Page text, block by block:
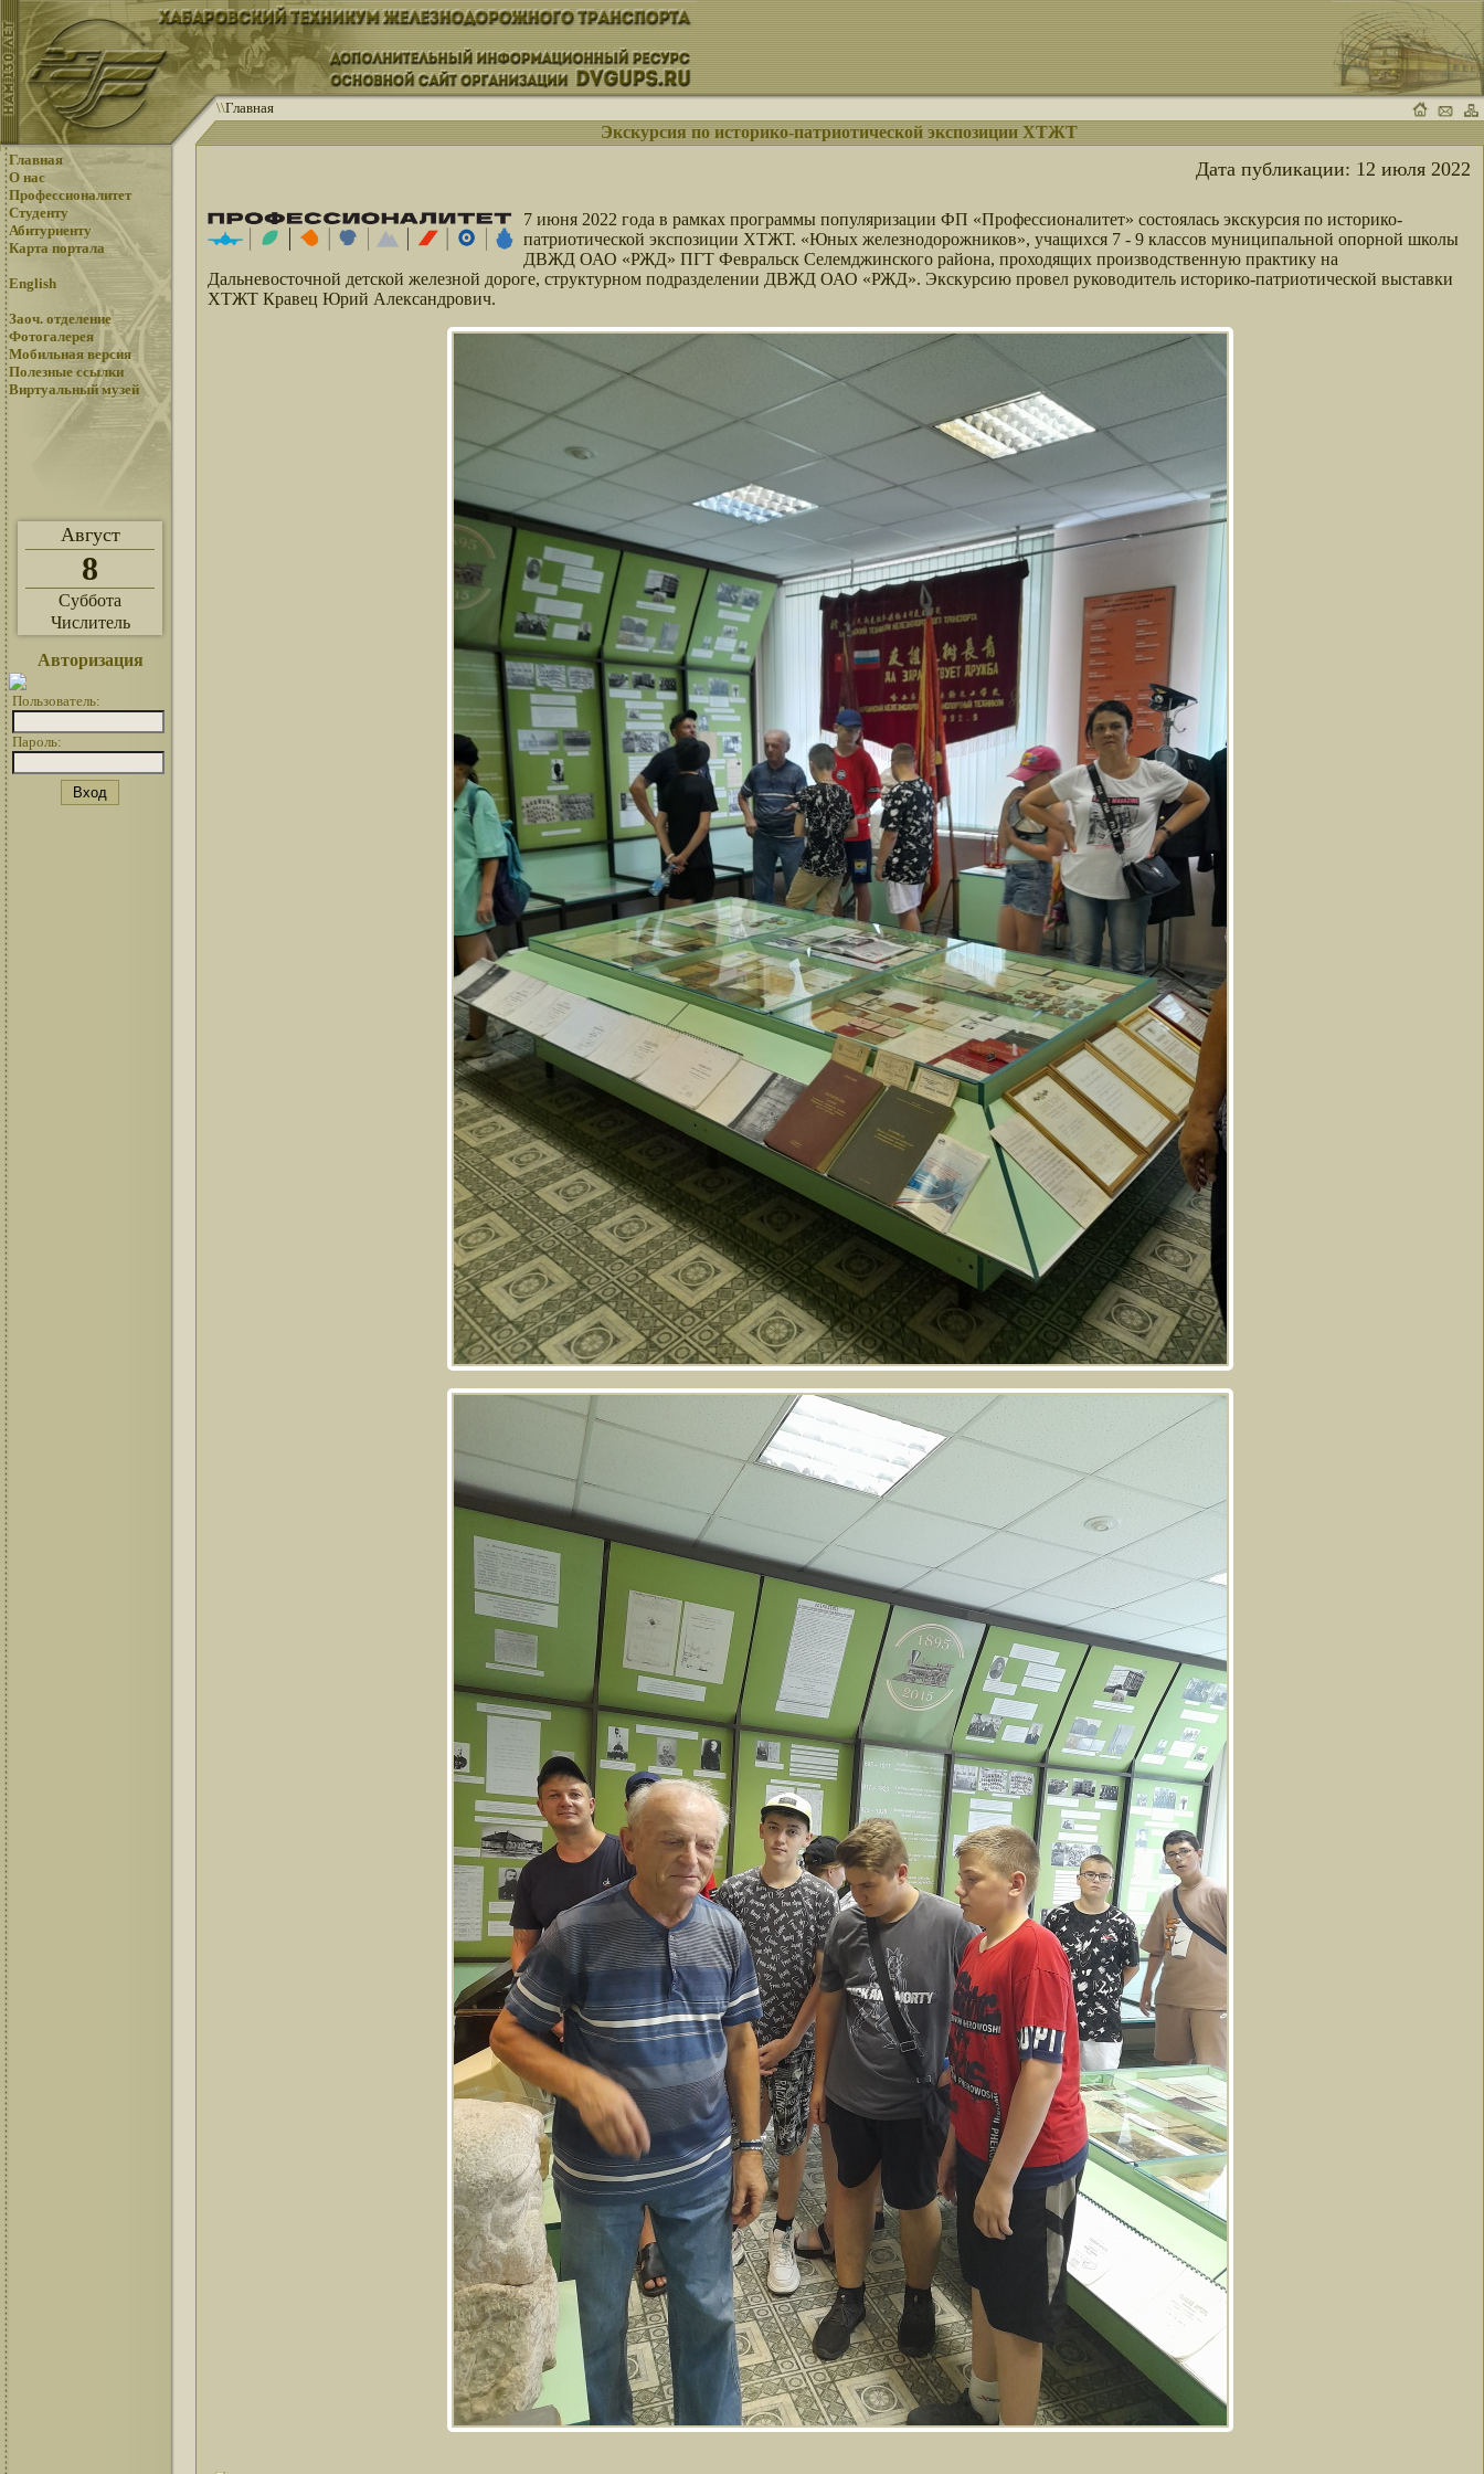
\\Главная
Экскурсия по историко-патриотической экспозиции ХТЖТ
Главная
О нас
Профессионалитет
Студенту
Абитуриенту
Карта портала
English
Заоч. отделение
Фотогалерея
Мобильная версия
Полезные ссылки
Виртуальный музей
Август
8
Суббота
Числитель
Авторизация
Пользователь:
Пароль:
Дата публикации: 12 июля 2022
7 июня 2022 года в рамках программы популяризации ФП «Профессионалитет» состоялась экскурсия по историко-
патриотической экспозиции ХТЖТ. «Юных железнодорожников», учащихся 7 - 9 классов муниципальной опорной школы
ДВЖД ОАО «РЖД» ПГТ Февральск Селемджинского района, проходящих производственную практику на
Дальневосточной детской железной дороге, структурном подразделении ДВЖД ОАО «РЖД». Экскурсию провел руководитель историко-патриотической выставки
ХТЖТ Кравец Юрий Александрович.